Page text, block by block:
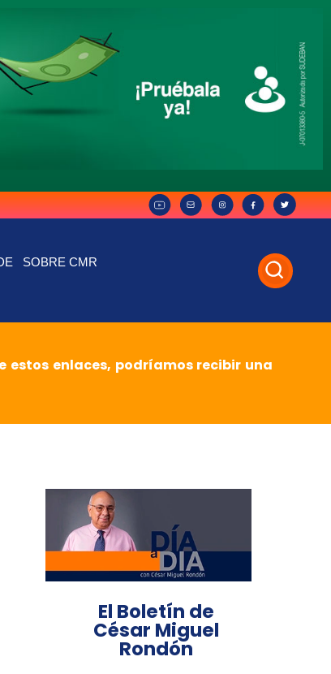
SOBRE CMR
estos enlaces, podríamos recibir una
El Boletín de
César Miguel
Rondón